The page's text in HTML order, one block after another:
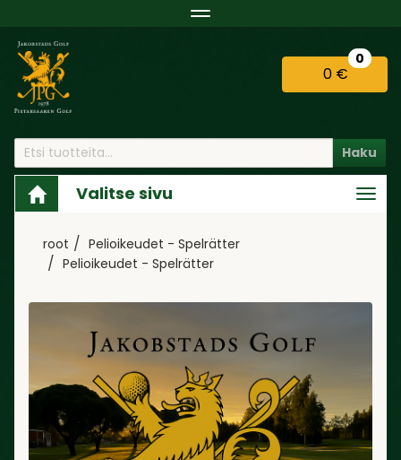
Navigaatio
0 €
0
Haku
Valitse sivu
root
Pelioikeudet - Spelrätter
Pelioikeudet - Spelrätter